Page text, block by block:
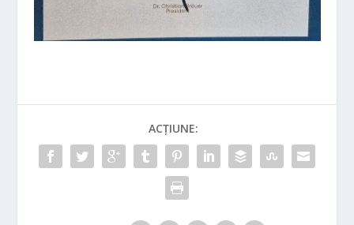
ACȚIUNE: